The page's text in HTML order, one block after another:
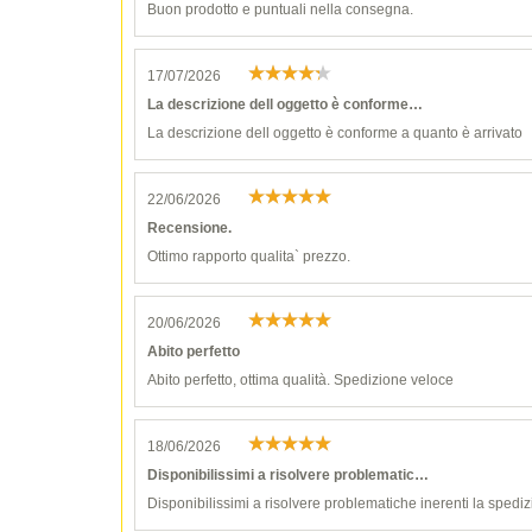
Buon prodotto e puntuali nella consegna.
17/07/2026
La descrizione dell oggetto è conforme…
La descrizione dell oggetto è conforme a quanto è arrivato
22/06/2026
Recensione.
Ottimo rapporto qualita` prezzo.
20/06/2026
Abito perfetto
Abito perfetto, ottima qualità. Spedizione veloce
18/06/2026
Disponibilissimi a risolvere problematic…
Disponibilissimi a risolvere problematiche inerenti la